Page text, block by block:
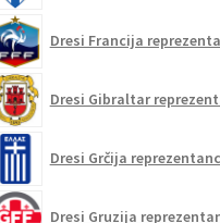
Dresi Francija
Dresi Gibraltar
Dresi Grčija
Dresi Gruzija